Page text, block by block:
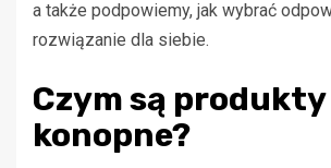
a także podpowiemy, jak wybrać
rozwiązanie dla siebie.
Czym są produkty
konopne?